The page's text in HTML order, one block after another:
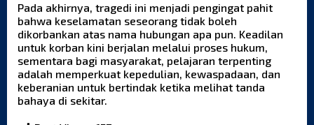
Pada akhirnya, tragedi ini menjadi pengingat pahit
bahwa keselamatan seseorang tidak boleh
dikorbankan atas nama hubungan apa pun. Keadilan
untuk korban kini berjalan melalui proses hukum,
sementara bagi masyarakat, pelajaran terpenting
adalah memperkuat kepedulian, kewaspadaan, dan
keberanian untuk bertindak ketika melihat tanda
bahaya di sekitar.